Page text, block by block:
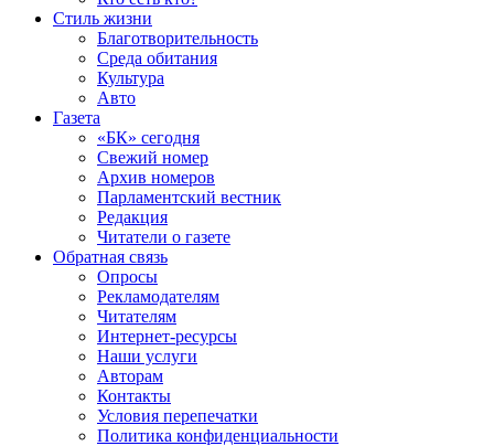
Стиль жизни
Благотворительность
Среда обитания
Культура
Авто
Газета
«БК» сегодня
Свежий номер
Архив номеров
Парламентский вестник
Редакция
Читатели о газете
Обратная связь
Опросы
Рекламодателям
Читателям
Интернет-ресурсы
Наши услуги
Авторам
Контакты
Условия перепечатки
Политика конфиденциальности